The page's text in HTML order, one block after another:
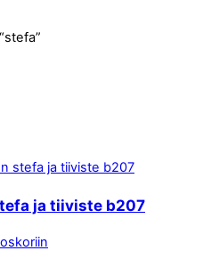
ja tiiviste b207